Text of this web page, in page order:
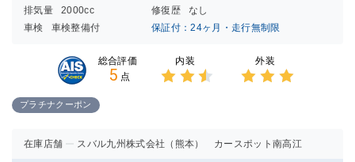
排気量
2000cc 修復歴
なし
車検
車検整備付 保証付：24ヶ月・走行無制限
総合評価
5 点
内装 外装
プラチナクーポン
在庫店舗 スバル九州株式会社（熊本） カースポット南高江